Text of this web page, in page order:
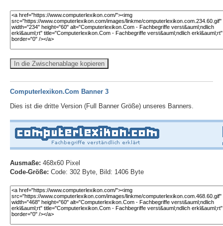
In die Zwischenablage kopieren
Computerlexikon.Com Banner 3
Dies ist die dritte Version (Full Banner Größe) unseres Banners.
Ausmaße: 468x60 Pixel
Code-Größe: Code: 302 Byte, Bild: 1406 Byte